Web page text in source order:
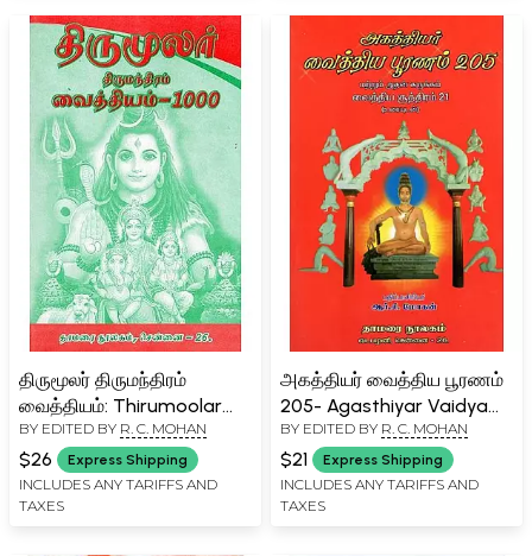
திருமூலர் திருமந்திரம்
வைத்தியம்: Thirumoolar
Thirumantram Vaidyam-
1000 (Tamil)
BY EDITED BY R. C. MOHAN
$26 Express Shipping
INCLUDES ANY TARIFFS AND
TAXES
அகத்தியர் வைத்திய பூரணம்
205- Agasthiyar Vaidya
Puranam 205 and Its
Summary Vaidya Sutra 21
(with Text in Tamil)
BY EDITED BY R. C. MOHAN
$21 Express Shipping
INCLUDES ANY TARIFFS AND
TAXES